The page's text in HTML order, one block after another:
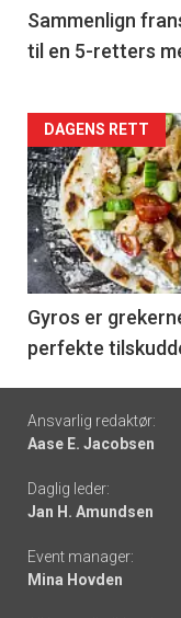
5
Sammenlign
til en 5-retters
Forsiden
akkurat
nå
-
6
DAGENS RETT
Gyros er
perfekte
Footer
-
links
Ansvarlig redaktør:
Aase E. Jacobsen
Daglig leder:
Jan H. Amundsen
Event manager:
Mina Hovden